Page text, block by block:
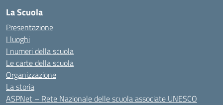
La Scuola
Presentazione
I luoghi
I numeri della scuola
Le carte della scuola
Organizzazione
La storia
ASPNet – Rete Nazionale delle scuola associate UNESCO